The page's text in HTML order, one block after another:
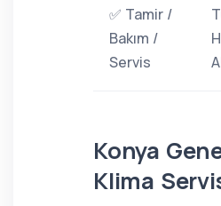
✅ Tamir /
Bakım /
Servis
Konya
Klima